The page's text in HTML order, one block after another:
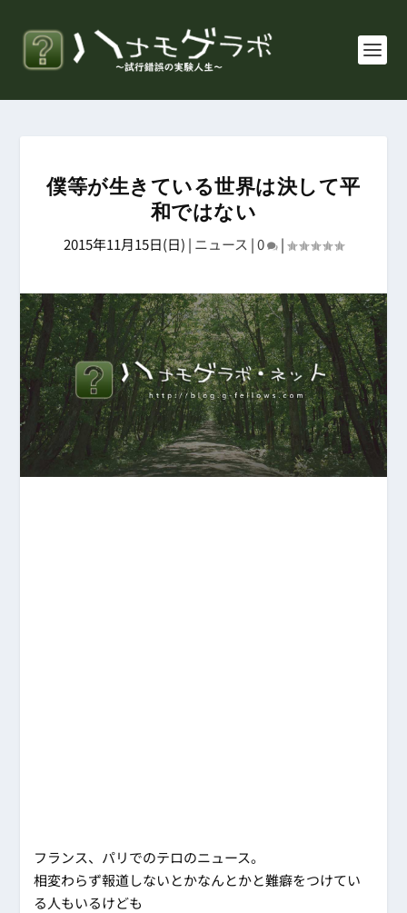
僕等が生きている世界は決して平
和ではない
2015年11月15日(日) | ニュース |0 |
フランス、パリでのテロのニュース。
相変わらず報道しないとかなんとかと難癖をつけてい
る人もいるけども